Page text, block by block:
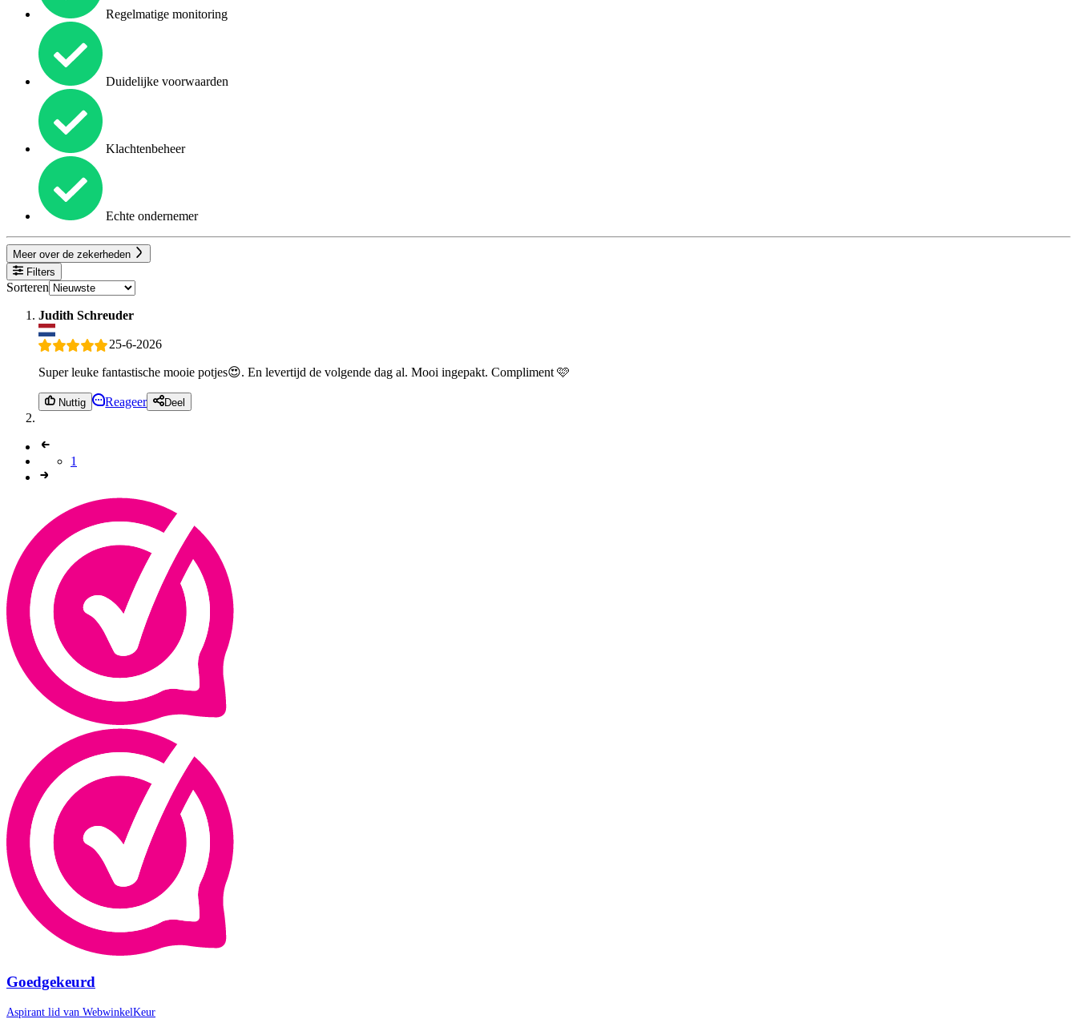
Regelmatige monitoring
Duidelijke voorwaarden
Klachtenbeheer
Echte ondernemer
Meer over de zekerheden
Filters
Sorteren
Judith Schreuder
25-6-2026
Super leuke fantastische mooie potjes😍. En levertijd de volgende dag al. Mooi ingepakt. Compliment 🩷
Nuttig Reageer Deel
1
Goedgekeurd
Aspirant lid van WebwinkelKeur